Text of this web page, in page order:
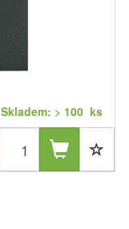
Skladem: > 100 ks